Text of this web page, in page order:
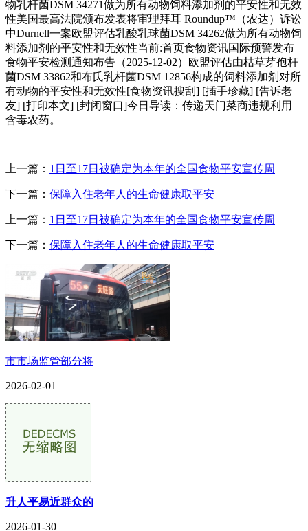
物乳杆菌DSM 34271做为所有动物饲料添加剂的平安性和无效
性美国最高法院颁布发表将审理拜耳 Roundup™（农达）诉讼
中Durnell一案欧盟评估乳酸乳球菌DSM 34262做为所有动物饲
料添加剂的平安性和无效性当前:首页食物资讯国际预警发布
食物平安检测通知布告（2025-12-02）欧盟评估由枯草芽孢杆
菌DSM 33862和布氏乳杆菌DSM 12856构成的饲料添加剂对所
有动物的平安性和无效性[食物资讯搜刮] [插手珍藏] [告诉老
友] [打印本文] [封闭窗口]今日导读：传递天门菜商违规利用
含毒农药。
上一篇： 1日至17日被确定为本年的全国食物平安宣传周
下一篇： 保障入住老年人的生命健康取平安
上一篇： 1日至17日被确定为本年的全国食物平安宣传周
下一篇： 保障入住老年人的生命健康取平安
市市场监管部分将
2026-02-01
升人平易近群众的
2026-01-30